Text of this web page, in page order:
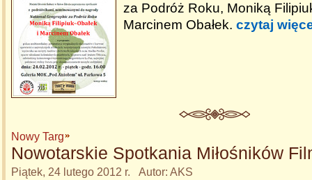
za Podróż Roku, Moniką
Marcinem Obałek. czytaj
Nowy Targ
Nowotarskie Spotkania Miłośników
Piątek, 24 lutego 2012 r. Autor: AKS